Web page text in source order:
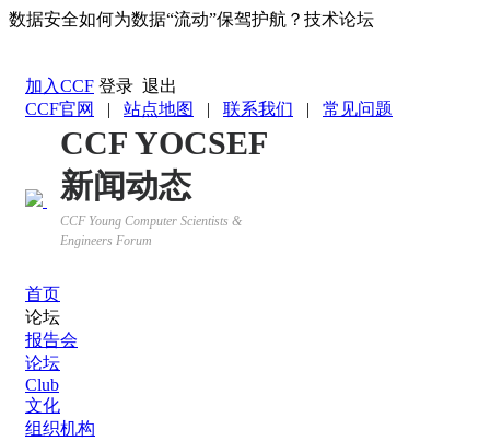
数据安全如何为数据“流动”保驾护航？技术论坛
加入CCF 登录 退出
CCF官网
| 站点地图 | 联系我们 | 常见问题
CCF YOCSEF
新闻动态
CCF Young Computer Scientists &
Engineers Forum
首页
论坛
报告会
论坛
Club
文化
组织机构